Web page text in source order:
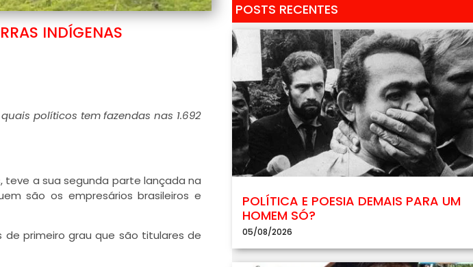
INDÍGENAS
políticos tem fazendas nas 1.692
teve a sua segunda parte lançada na
são os empresários brasileiros e
primeiro grau que são titulares de
POSTS RECENTES
POLÍTICA E POESIA DEMAIS PARA UM
HOMEM SÓ?
05/08/2026